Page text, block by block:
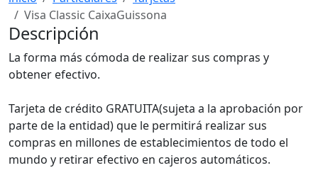
Visa Classic CaixaGuissona
Descripción
La forma más cómoda de realizar sus compras y
obtener efectivo.
Tarjeta de crédito GRATUITA(sujeta a la aprobación por
parte de la entidad) que le permitirá realizar sus
compras en millones de establecimientos de todo el
mundo y retirar efectivo en cajeros automáticos.